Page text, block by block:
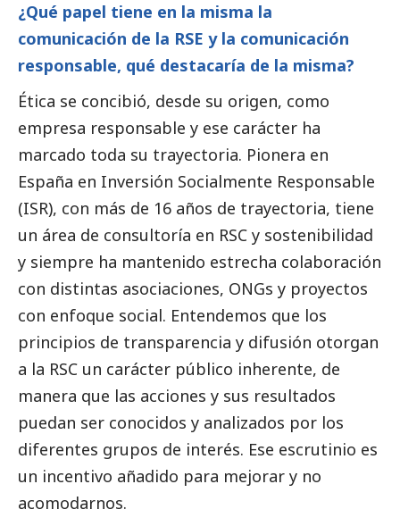
¿Qué papel tiene en la misma la
comunicación de la RSE y la comunicación
responsable, qué destacaría de la misma?
Ética se concibió, desde su origen, como
empresa responsable y ese carácter ha
marcado toda su trayectoria. Pionera en
España en Inversión Socialmente Responsable
(ISR), con más de 16 años de trayectoria, tiene
un área de consultoría en RSC y sostenibilidad
y siempre ha mantenido estrecha colaboración
con distintas asociaciones, ONGs y proyectos
con enfoque social. Entendemos que los
principios de transparencia y difusión otorgan
a la RSC un carácter público inherente, de
manera que las acciones y sus resultados
puedan ser conocidos y analizados por los
diferentes grupos de interés. Ese escrutinio es
un incentivo añadido para mejorar y no
acomodarnos.